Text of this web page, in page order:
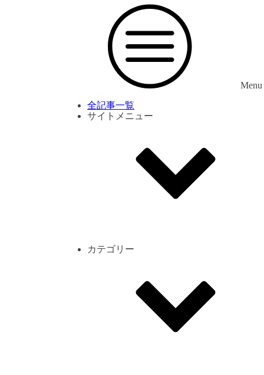
Menu
全記事一覧
サイトメニュー
カテゴリー